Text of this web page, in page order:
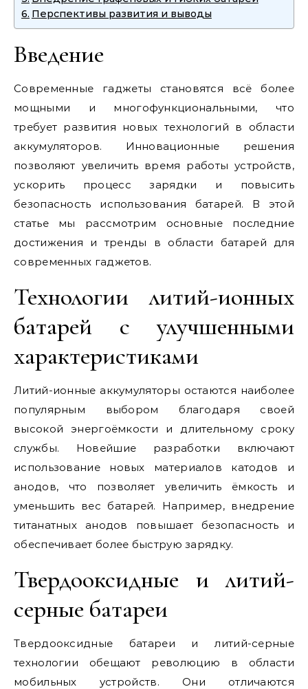
Перспективы развития и выводы
Введение
Современные гаджеты становятся всё более
мощными и многофункциональными, что
требует развития новых технологий в области
аккумуляторов. Инновационные решения
позволяют увеличить время работы устройств,
ускорить процесс зарядки и повысить
безопасность использования батарей. В этой
статье мы рассмотрим основные последние
достижения и тренды в области батарей для
современных гаджетов.
Технологии литий-ионных
батарей с улучшенными
характеристиками
Литий-ионные аккумуляторы остаются наиболее
популярным выбором благодаря своей
высокой энергоёмкости и длительному сроку
службы. Новейшие разработки включают
использование новых материалов катодов и
анодов, что позволяет увеличить ёмкость и
уменьшить вес батарей. Например, внедрение
титанатных анодов повышает безопасность и
обеспечивает более быструю зарядку.
Твердооксидные и литий-
серные батареи
Твердооксидные батареи и литий-серные
технологии обещают революцию в области
мобильных устройств. Они отличаются